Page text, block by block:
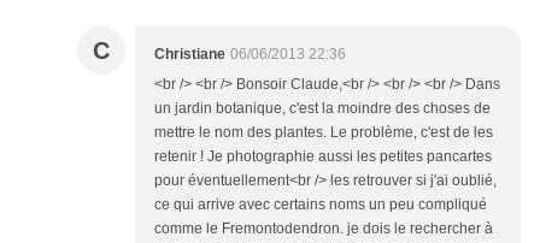
C Christiane 06/06/2013 22:36
<br /> <br /> Bonsoir Claude,<br /> <br /> <br /> Dans
un jardin botanique, c'est la moindre des choses de
mettre le nom des plantes. Le problème, c'est de les
retenir ! Je photographie aussi les petites pancartes
pour éventuellement<br /> les retrouver si j'ai oublié,
ce qui arrive avec certains noms un peu compliqué
comme le Fremontodendron. je dois le rechercher à